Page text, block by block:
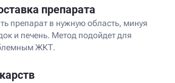
препарата
препарат в нужную область, минуя
и печень. Метод подойдет для
ЖКТ.